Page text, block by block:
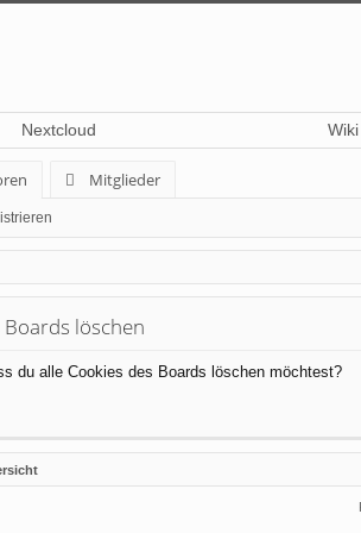
Nextcloud Wiki
Mitglieder
löschen
du alle Cookies des Boards löschen möchtest?